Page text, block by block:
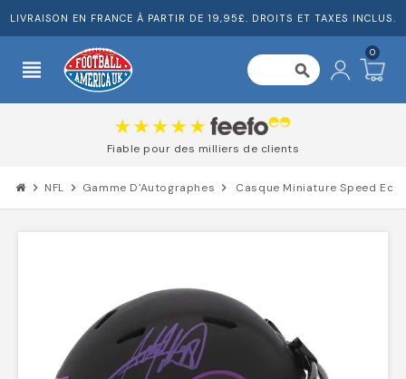
LIVRAISON EN FRANCE À PARTIR DE 19,95£. DROITS ET TAXES INCLUS.
view_headline search
0
Fiable pour des milliers de clients
chevron_right NFL chevron_right Gamme D'Autographes chevron_right Casque Miniature Speed